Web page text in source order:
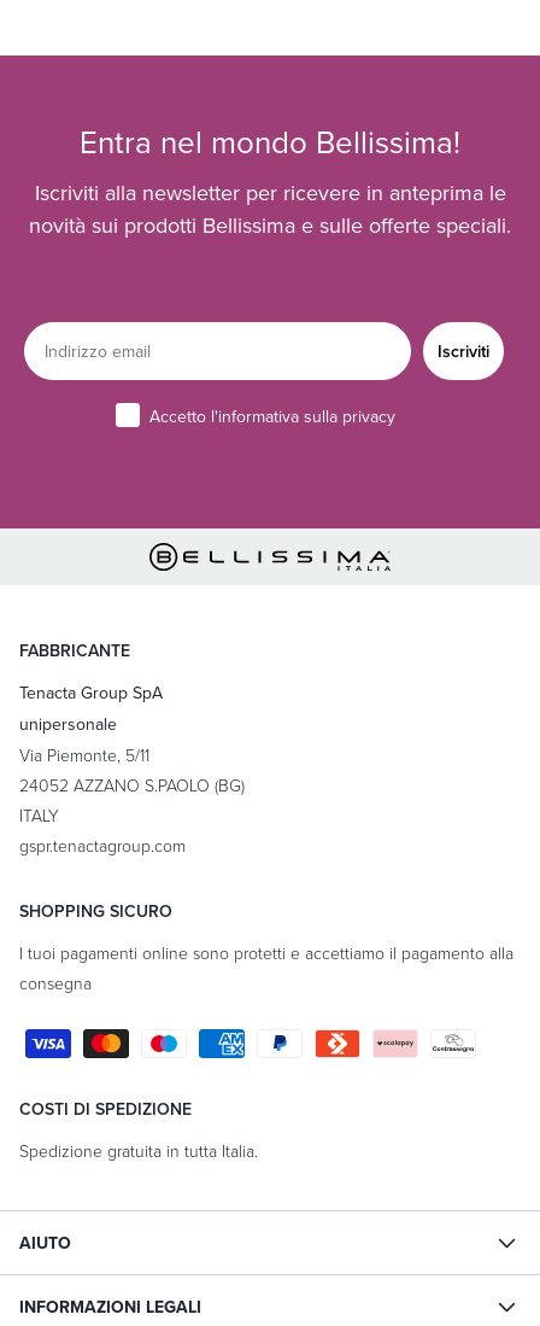
Entra nel mondo Bellissima!
Iscriviti alla newsletter per ricevere in anteprima le
novità sui prodotti Bellissima e sulle offerte speciali.
Email
Iscriviti
PrivacyAccetto l'informativa sulla privacy
FABBRICANTE
Tenacta Group SpA
unipersonale
Via Piemonte, 5/11
24052 AZZANO S.PAOLO (BG)
ITALY
gspr.tenactagroup.com
SHOPPING SICURO
I tuoi pagamenti online sono protetti e accettiamo il pagamento alla
consegna
di
COSTI DI SPEDIZIONE
Spedizione gratuita in tutta Italia.
AIUTO
INFORMAZIONI LEGALI